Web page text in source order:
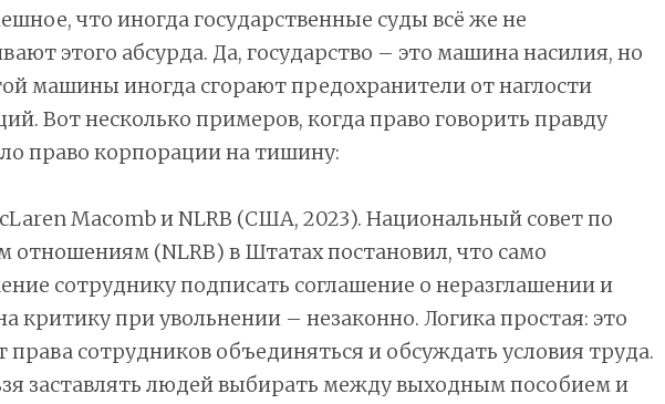
что иногда государственные суды всё же не
этого абсурда. Да, государство – это машина насилия, но
машины иногда сгорают предохранители от наглости
Вот несколько примеров, когда право говорить правду
право корпорации на тишину:
Macomb и NLRB (США, 2023). Национальный совет по
отношениям (NLRB) в Штатах постановил, что само
сотруднику подписать соглашение о неразглашении и
критику при увольнении – незаконно. Логика простая: это
права сотрудников объединяться и обсуждать условия труда.
заставлять людей выбирать между выходным пособием и